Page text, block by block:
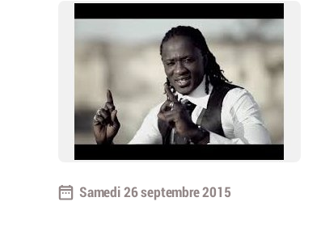
Samedi 26 septembre 2015